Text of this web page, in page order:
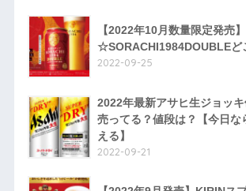
【2022年10月数量限定発売
☆SORACHI1984DOUBLEど
2022-09-25
2022年最新アサヒ生ジョッ
売ってる？値段は？【今日な
える】
2022-09-21